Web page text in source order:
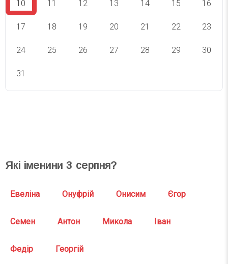
10 11 12 13 14 15 16
17 18 19 20 21 22 23
24 25 26 27 28 29 30
31
Які іменини 3 серпня?
Евеліна Онуфрій Онисим Єгор
Семен Антон Микола Іван
Федір Георгій